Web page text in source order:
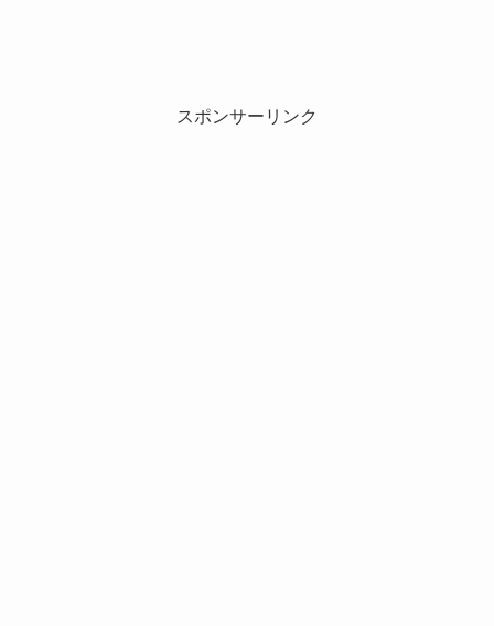
スポンサーリンク